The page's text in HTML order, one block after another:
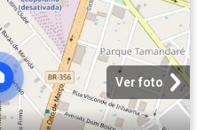
Ver foto